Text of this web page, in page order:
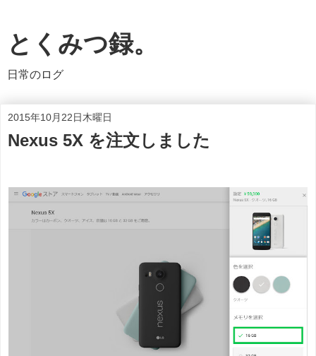
とくみつ録。
日常のログ
2015年10月22日木曜日
Nexus 5X を注文しました